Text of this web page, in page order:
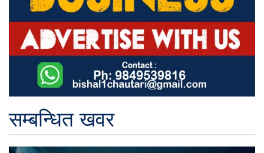
सम्बन्धित खवर